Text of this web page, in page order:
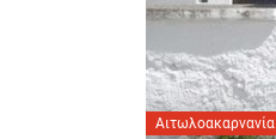
Αιτωλοακαρνανία